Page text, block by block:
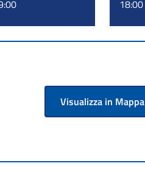
18:00
Visualizza in Mappa